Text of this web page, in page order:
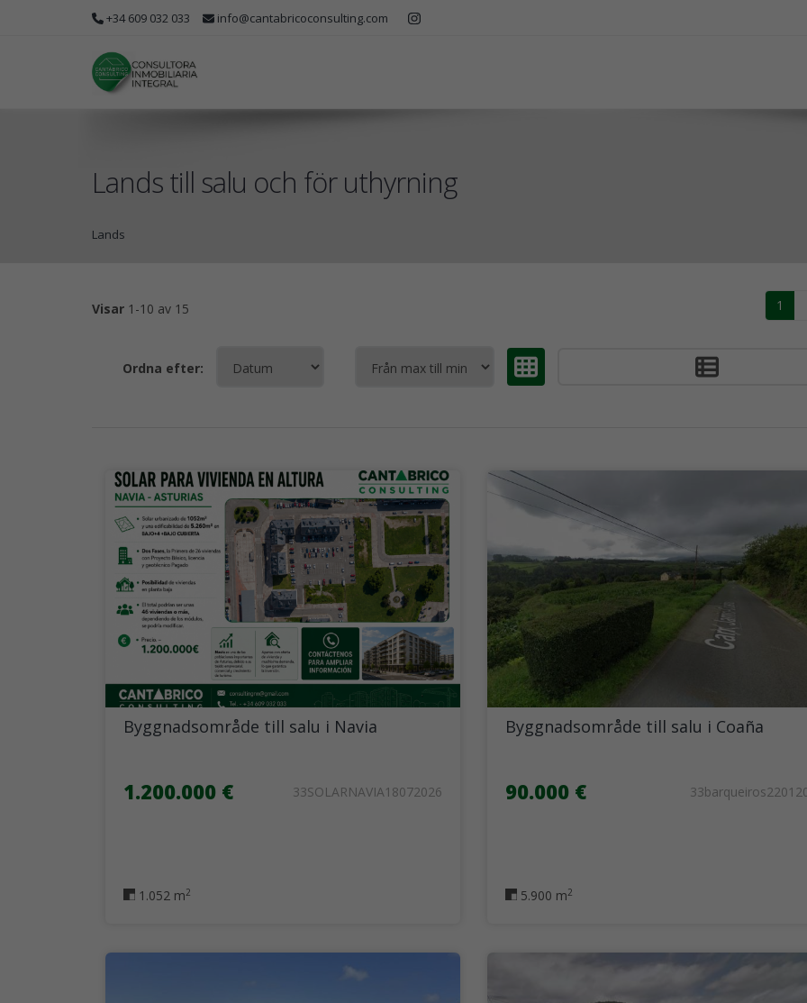
+34 609 032 033 info@cantabricoconsulting.com
Lands till salu och för uthyrning
Lands
Visar 1-10 av 15 1
Ordna efter:
Byggnadsområde till salu i Navia
1.200.000 € 33SOLARNAVIA18072026
1.052 m2
Byggnadsområde till salu i Coaña
90.000 €
5.900 m2